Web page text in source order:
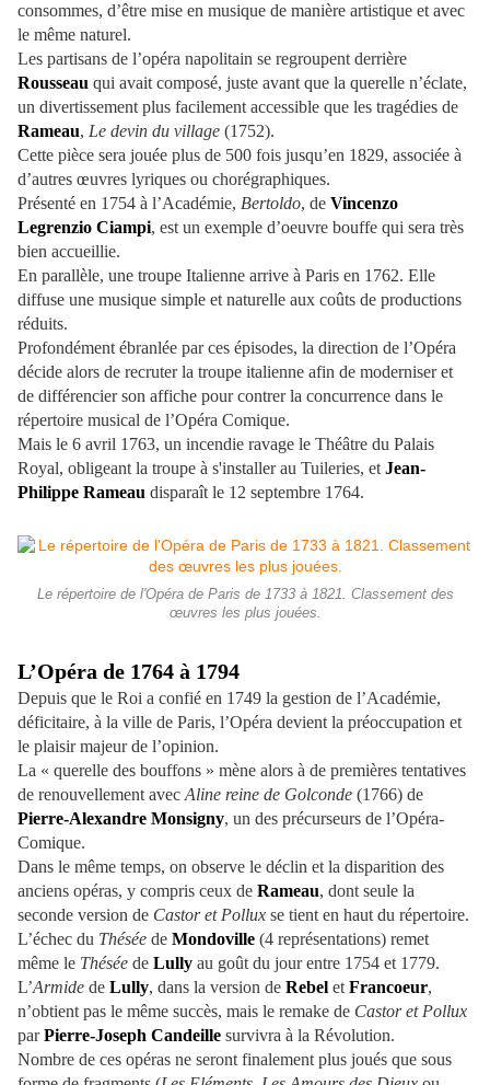
consommes, d’être mise en musique de manière artistique et avec
le même naturel.
Les partisans de l’opéra napolitain se regroupent derrière
Rousseau qui avait composé, juste avant que la querelle n’éclate,
un divertissement plus facilement accessible que les tragédies de
Rameau, Le devin du village (1752).
Cette pièce sera jouée plus de 500 fois jusqu’en 1829, associée à
d’autres œuvres lyriques ou chorégraphiques.
Présenté en 1754 à l’Académie, Bertoldo, de Vincenzo
Legrenzio Ciampi, est un exemple d’oeuvre bouffe qui sera très
bien accueillie.
En parallèle, une troupe Italienne arrive à Paris en 1762. Elle
diffuse une musique simple et naturelle aux coûts de productions
réduits.
Profondément ébranlée par ces épisodes, la direction de l’Opéra
décide alors de recruter la troupe italienne afin de moderniser et
de différencier son affiche pour contrer la concurrence dans le
répertoire musical de l’Opéra Comique.
Mais le 6 avril 1763, un incendie ravage le Théâtre du Palais
Royal, obligeant la troupe à s'installer au Tuileries, et Jean-
Philippe Rameau disparaît le 12 septembre 1764.
Le répertoire de l'Opéra de Paris de 1733 à 1821. Classement des
œuvres les plus jouées.
L’Opéra de 1764 à 1794
Depuis que le Roi a confié en 1749 la gestion de l’Académie,
déficitaire, à la ville de Paris, l’Opéra devient la préoccupation et
le plaisir majeur de l’opinion.
La « querelle des bouffons » mène alors à de premières tentatives
de renouvellement avec Aline reine de Golconde (1766) de
Pierre-Alexandre Monsigny, un des précurseurs de l’Opéra-
Comique.
Dans le même temps, on observe le déclin et la disparition des
anciens opéras, y compris ceux de Rameau, dont seule la
seconde version de Castor et Pollux se tient en haut du répertoire.
L’échec du Thésée de Mondoville (4 représentations) remet
même le Thésée de Lully au goût du jour entre 1754 et 1779.
L’Armide de Lully, dans la version de Rebel et Francoeur,
n’obtient pas le même succès, mais le remake de Castor et Pollux
parPierre-Joseph Candeille survivra à la Révolution.
Nombre de ces opéras ne seront finalement plus joués que sous